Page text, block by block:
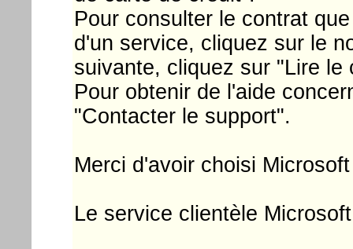
Pour consulter le contrat
d'un service, cliquez sur le
suivante, cliquez sur "Lire le
Pour obtenir de l'aide
"Contacter le support".
Merci d'avoir choisi
Le service clientèle Microsoft